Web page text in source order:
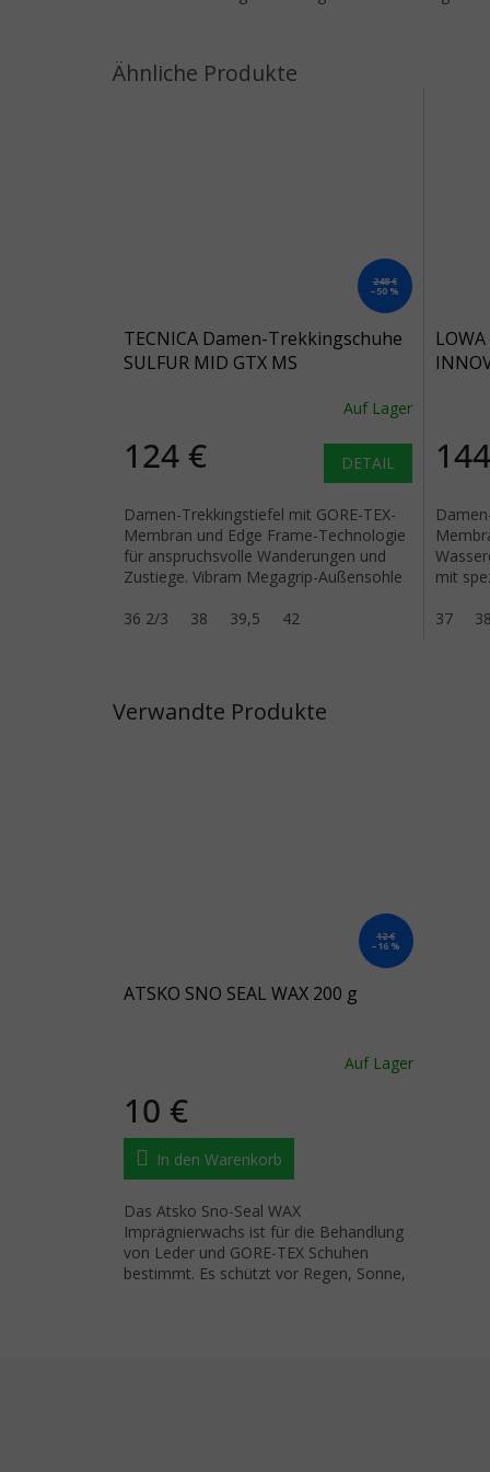
Verwandte Produkte
12 €
–16 %
ATSKO SNO SEAL WAX 200 g
Auf Lager
10 €
In den Warenkorb
Das Atsko Sno-Seal WAX
Imprägnierwachs ist für die Behandlung
von Leder und GORE-TEX Schuhen
bestimmt. Es schützt vor Regen, Sonne,
248 €
–50 %
TECNICA Damen-Trekkingschuhe
SULFUR MID GTX MS
Auf Lager
124 € DETAIL
Damen-Trekkingstiefel mit GORE-TEX-
Membran und Edge Frame-Technologie
für anspruchsvolle Wanderungen und
Zustiege. Vibram Megagrip-Außensohle
36 2/3
38 39,5 42
mit
37 38